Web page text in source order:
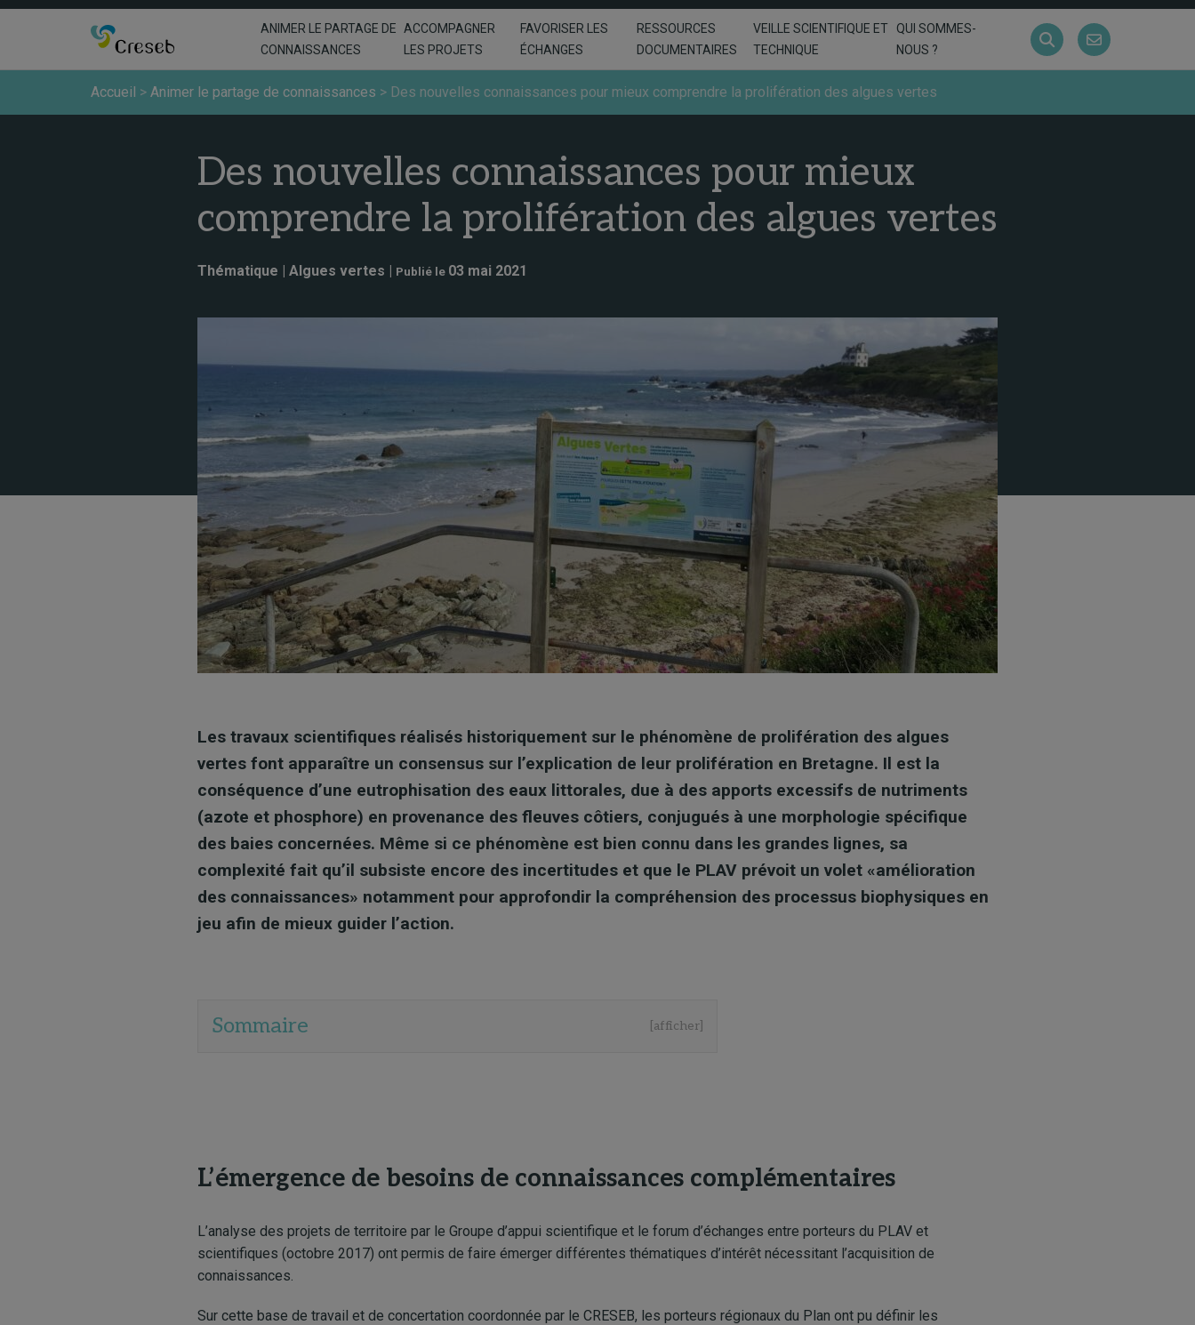
ANIMER LE PARTAGE DE
CONNAISSANCES
ACCOMPAGNER
LES PROJETS
FAVORISER LES
ÉCHANGES
RESSOURCES
DOCUMENTAIRES
VEILLE SCIENTIFIQUE ET
TECHNIQUE
QUI SOMMES-
NOUS ?
Accueil > Animer le partage de connaissances > Des nouvelles connaissances pour mieux comprendre la prolifération des algues vertes
Des nouvelles connaissances pour mieux
comprendre la prolifération des algues vertes
Thématique | Algues vertes | Publié le 03 mai 2021
Les travaux scientifiques réalisés historiquement sur le phénomène de prolifération des algues
vertes font apparaître un consensus sur l’explication de leur prolifération en Bretagne. Il est la
conséquence d’une eutrophisation des eaux littorales, due à des apports excessifs de nutriments
(azote et phosphore) en provenance des fleuves côtiers, conjugués à une morphologie spécifique
des baies concernées. Même si ce phénomène est bien connu dans les grandes lignes, sa
complexité fait qu’il subsiste encore des incertitudes et que le PLAV prévoit un volet «amélioration
des connaissances» notamment pour approfondir la compréhension des processus biophysiques en
jeu afin de mieux guider l’action.
Sommaire [afficher]
L’émergence de besoins de connaissances complémentaires
L’analyse des projets de territoire par le Groupe d’appui scientifique et le forum d’échanges entre porteurs du PLAV et
scientifiques (octobre 2017) ont permis de faire émerger différentes thématiques d’intérêt nécessitant l’acquisition de
connaissances.
Sur cette base de travail et de concertation coordonnée par le CRESEB, les porteurs régionaux du Plan ont pu définir les